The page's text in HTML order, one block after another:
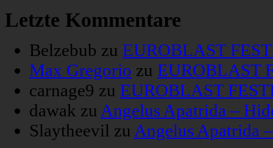
Letzte Kommentare
Belzebub zu EUROBLAST
Max Gregorio zu EUROBLAST
carnage9 zu EUROBLAST
dawak zu Angelus Apatrida –
Slaytheevil zu Angelus Apatrida